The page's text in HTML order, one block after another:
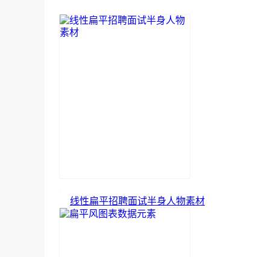
线性扁平招聘面试半身人物素材